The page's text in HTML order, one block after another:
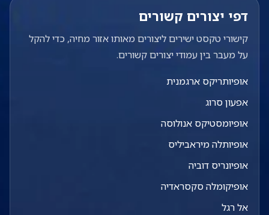
דפי יצורים קשורים
קישורי טקסט ישירים ליצורים מאותו אזור מחיה, כדי להקל
על מעבר בין עמודי יצורים קשורים.
אופיותריקס ארגמנית
אפעון סרוג
אופיומסטיקס אנולוסה
אופיותלה מיראביליס
אופיונריס דוביה
אופיקומלה סקסראדיה
אל רגל